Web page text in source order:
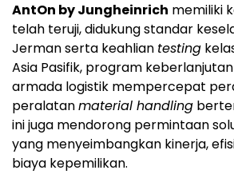
AntOn by Jungheinrich memiliki
telah teruji, didukung standar
Jerman serta keahlian testing
Asia Pasifik, program
armada logistik mempercepat
peralatanmaterial handling
ini juga mendorong permintaan
yang menyeimbangkan kinerja,
biaya kepemilikan.